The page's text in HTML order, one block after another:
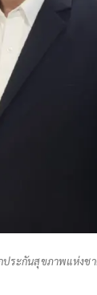
ประกันสุขภาพแห่งช